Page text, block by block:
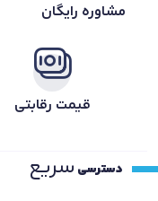
مشاوره رایگان
قیمت رقابتی
دسترسی سریع